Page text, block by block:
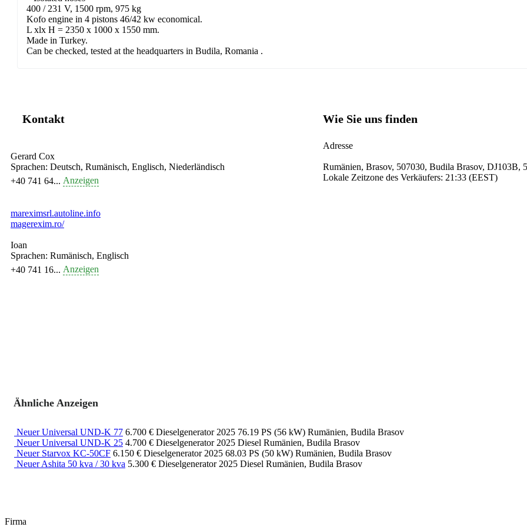
400 / 231 V, 1500 rpm, 975 kg
Kofo engine in 4 pistons 46/42 kw economical.
L xlx H = 2350 x 1000 x 1550 mm.
Made in Turkey.
Can be checked, tested at the headquarters in Budila, Romania .
Kontakt
Gerard Cox
Sprachen: Deutsch, Rumänisch, Englisch, Niederländisch
+40 741 64... Anzeigen
mareximsrl.autoline.info
magerexim.ro/
Ioan
Sprachen: Rumänisch, Englisch
+40 741 16... Anzeigen
Wie Sie uns finden
Adresse
Rumänien, Brasov, 507030, Budila Brasov, DJ103B,
Lokale Zeitzone des Verkäufers: 21:33 (EEST)
Ähnliche Anzeigen
Neuer Universal UND-K 77 6.700 € Dieselgenerator 2025 76.19 PS (56 kW) Rumänien, Budila Brasov
Neuer Universal UND-K 25 4.700 € Dieselgenerator 2025 Diesel Rumänien, Budila Brasov
Neuer Starvox KC-50CF 6.150 € Dieselgenerator 2025 68.03 PS (50 kW) Rumänien, Budila Brasov
Neuer Ashita 50 kva / 30 kva 5.300 € Dieselgenerator 2025 Diesel Rumänien, Budila Brasov
Firma